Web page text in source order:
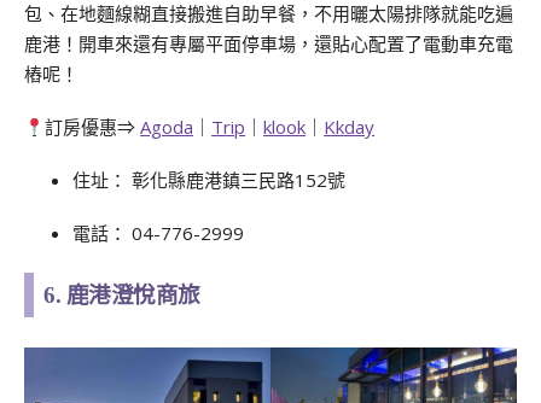
包、在地麵線糊直接搬進自助早餐，不用曬太陽排隊就能吃遍
鹿港！開車來還有專屬平面停車場，還貼心配置了電動車充電
樁呢！
訂房優惠⇒Agoda Trip ｜klook Kkday
住址： 彰化縣鹿港鎮三民路152號
電話： 04-776-2999
6. 鹿港澄悅商旅